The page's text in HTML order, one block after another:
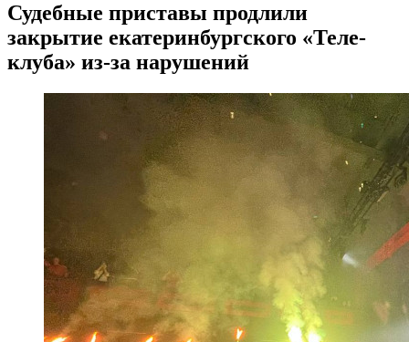
Судебные приставы продлили
закрытие екатеринбургского «Теле-
клуба» из-за нарушений